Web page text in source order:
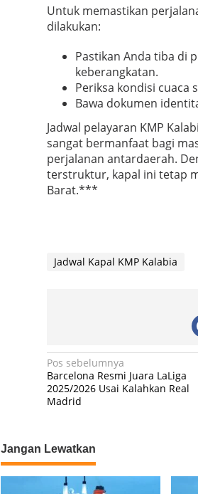
Untuk memastikan
dilakukan:
Pastikan Anda tiba di
keberangkatan.
Periksa kondisi cuaca
Bawa dokumen
Jadwal pelayaran KMP
sangat bermanfaat bagi
perjalanan antardaerah.
terstruktur, kapal ini tetap
Barat.***
Jadwal Kapal KMP Kalabia
N
a
v
g
a
Pos sebelumnya
Barcelona Resmi Juara LaLiga
2025/2026 Usai Kalahkan Real
Madrid
Jangan Lewatkan